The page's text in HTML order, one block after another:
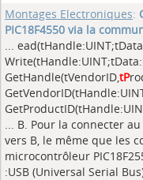
Montages Electroniques:
PIC18F4550 via la
...
GetHandle(tVendorID,tP
... B. Pour la connecter
vers B, le même que les
microcontrôleur
:USB (Universal Serial